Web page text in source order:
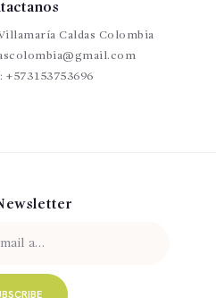
Caldas Colombia
+573153753696